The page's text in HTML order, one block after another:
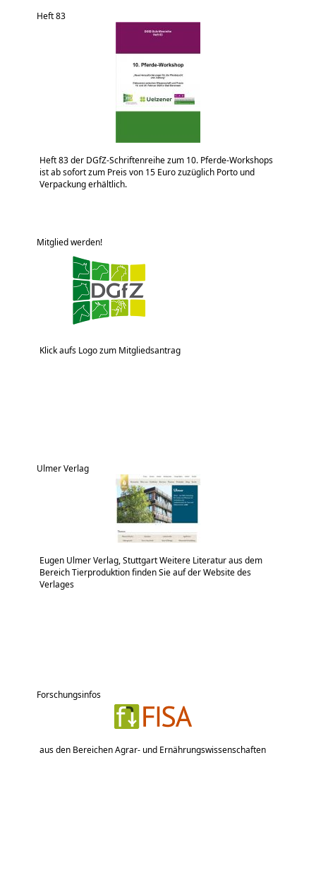
Heft 83
Heft 83 der DGfZ-Schriftenreihe zum 10. Pferde-Workshops
ist ab sofort zum Preis von 15 Euro zuzüglich Porto und
Verpackung erhältlich.
Mitglied werden!
Klick aufs Logo zum Mitgliedsantrag
Ulmer Verlag
Eugen Ulmer Verlag, Stuttgart Weitere Literatur aus dem
Bereich Tierproduktion finden Sie auf der Website des
Verlages
Forschungsinfos
aus den Bereichen Agrar- und Ernährungswissenschaften